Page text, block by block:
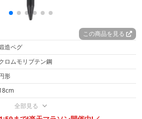
この商品を見る
造ペグ
ロムモリブテン鋼
形
全部見る